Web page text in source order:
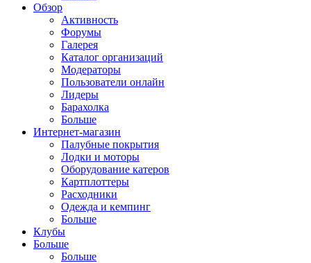
Обзор
Активность
Форумы
Галерея
Каталог организаций
Модераторы
Пользователи онлайн
Лидеры
Барахолка
Больше
Интернет-магазин
Палубные покрытия
Лодки и моторы
Оборудование катеров
Картплоттеры
Расходники
Одежда и кемпинг
Больше
Клубы
Больше
Больше